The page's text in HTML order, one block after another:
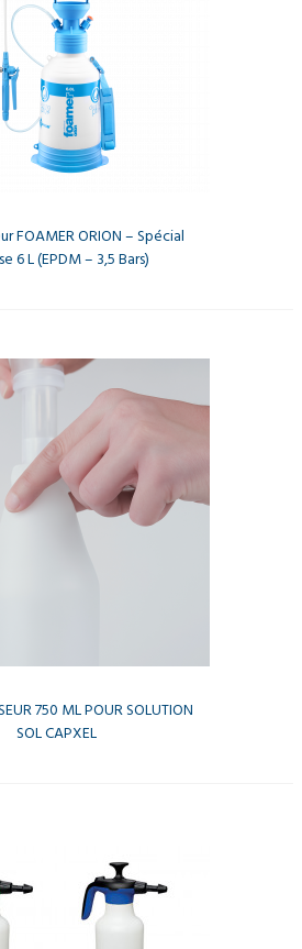
FOAMER ORION – Spécial
6 L (EPDM – 3,5 Bars)
750 ML POUR SOLUTION
SOL CAPXEL